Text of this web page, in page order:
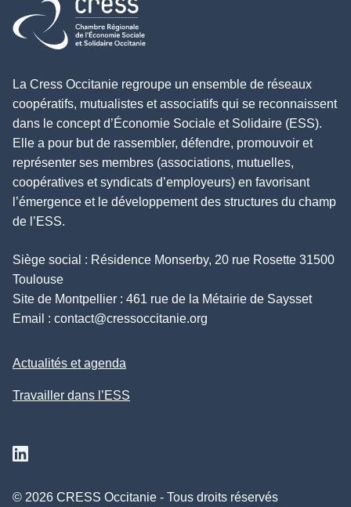
Retour à l'accueil
La Cress Occitanie regroupe un ensemble de réseaux
coopératifs, mutualistes et associatifs qui se reconnaissent
dans le concept d’Économie Sociale et Solidaire (ESS).
Elle a pour but de rassembler, défendre, promouvoir et
représenter ses membres (associations, mutuelles,
coopératives et syndicats d’employeurs) en favorisant
l’émergence et le développement des structures du champ
de l’ESS.
Siège social : Résidence Monserby, 20 rue Rosette 31500
Toulouse
Site de Montpellier : 461 rue de la Métairie de Saysset
Email : contact@cressoccitanie.org
Actualités et agenda
Travailler dans l’ESS
© 2026 CRESS Occitanie - Tous droits réservés